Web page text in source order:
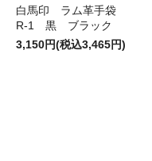
白馬印 ラム革手袋
R-1 黒 ブラック
3,150円(税込3,465円)